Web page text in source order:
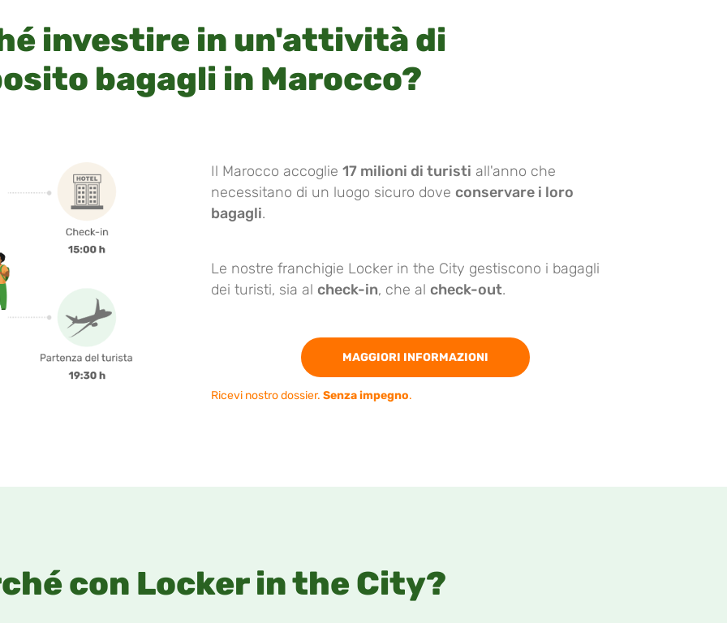
investire in un'attività di
bagagli in Marocco?
Il Marocco accoglie 17 milioni di turisti all'anno che
necessitano di un luogo sicuro dove conservare i loro
bagagli.
Le nostre franchigie Locker in the City gestiscono i bagagli
dei turisti, sia al check-in, che al check-out.
MAGGIORI INFORMAZIONI
Ricevi nostro dossier. Senza impegno.
con Locker in the City?